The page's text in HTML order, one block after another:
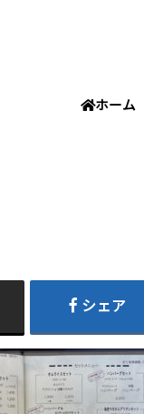
ホーム
シェア